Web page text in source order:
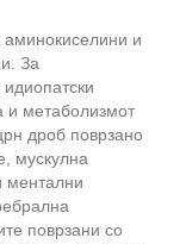
аминокиселини и
За
и метаболизмот
дроб поврзано
мускулна
ментални
поврзани со